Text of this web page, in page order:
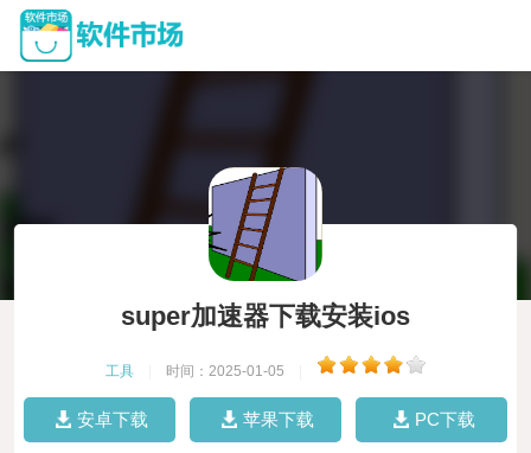
super加速器下载安装ios
工具 时间：2025-01-05
安卓下载 苹果下载 PC下载